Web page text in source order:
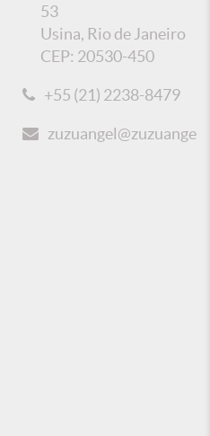
53
Usina, Rio de Janeiro
CEP: 20530-450
+55 (21) 2238-8479